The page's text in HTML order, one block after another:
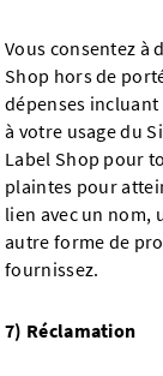
Vous consentez à
Shop hors de
dépenses
à votre usage du
Label Shop pour
plaintes pour
lien avec un nom,
autre forme de
fournissez.
7) Réclamation